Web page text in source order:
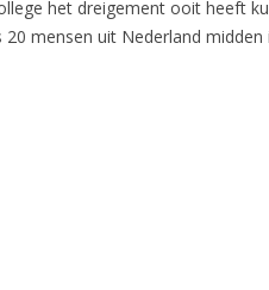
het dreigement ooit heeft
mensen uit Nederland midden